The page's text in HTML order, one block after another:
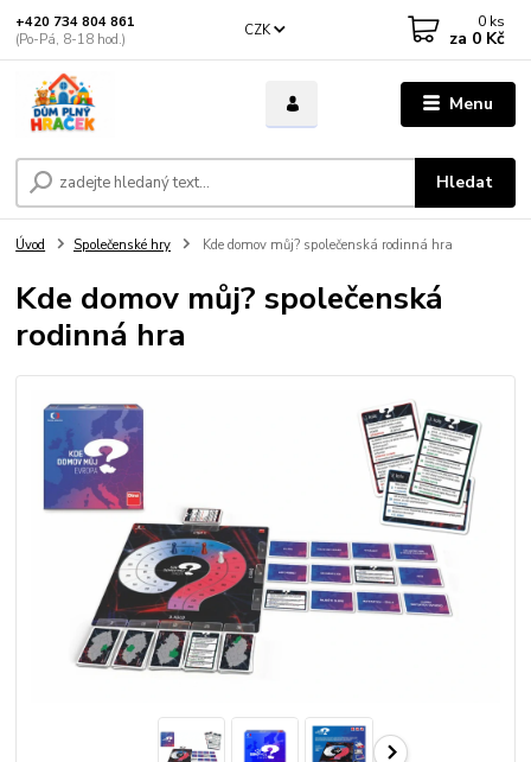
Menu
CZK
Hledat
+420 734 804 861
(Po-Pá, 8-18 hod.)
0 ks
za 0 Kč
Úvod Společenské hry Kde domov můj? společenská rodinná hra
Kde domov můj? společenská
rodinná hra